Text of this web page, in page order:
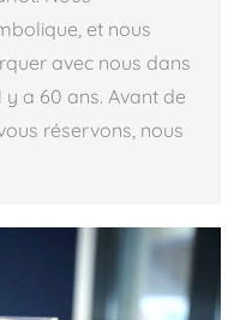
et nous
avec nous dans
a 60 ans. Avant de
réservons, nous